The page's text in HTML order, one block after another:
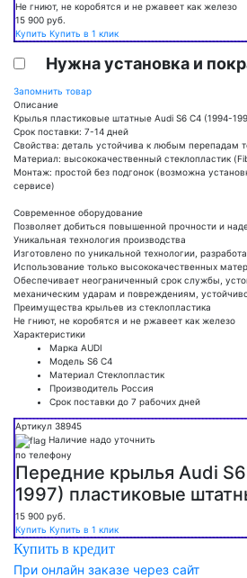
Не гниют, не коробятся и не ржавеет как железо
15 900 руб.
Купить Купить в 1 клик
Нужна установка и
Запомнить товар
Описание
Крылья пластиковые штатные Audi S6 C4 (1994-
Срок поставки: 7-14 дней
Свойства: деталь устойчива к любым перепадам
Материал: высококачественный стеклопластик
Монтаж: простой без подгонок (возможна
сервисе)
Современное оборудование
Позволяет добиться повышенной прочности и
Уникальная технология производства
Изготовлено по уникальной технологии,
Использование только высококачественных
Обеспечивает неограниченный срок службы,
механическим ударам и повреждениям,
Преимущества крыльев из стеклопластика
Не гниют, не коробятся и не ржавеет как железо
Характеристики
Марка AUDI
Модель S6 С4
Материал Стеклопластик
Производитель Россия
Срок поставки до 7 рабочих дней
Артикул 38945
Наличие надо уточнить
по телефону
Передние крылья Audi
1997) пластиковые
15 900 руб.
Купить Купить в 1 клик
Купить в кредит
При онлайн заказе через сайт